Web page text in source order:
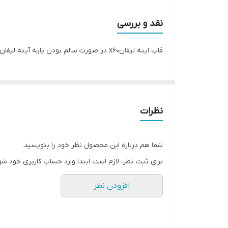
نقد و بررسی
قاب اینه لیفانx60 در صورت سالم بودن پایه آینه لیفان ایکس۶۰ قابل تعویض بوده و قاب آینه ایکس۶۰ به صورت خام بوده و باید به رنگ ماشین توسط نقاش رنگ آمیزی گردد
نظرات
شما هم درباره این محصول نظر خود را بنویسید.
برای ثبت نظر، لازم است ابتدا وارد حساب کاربری خود
افزودن نظر